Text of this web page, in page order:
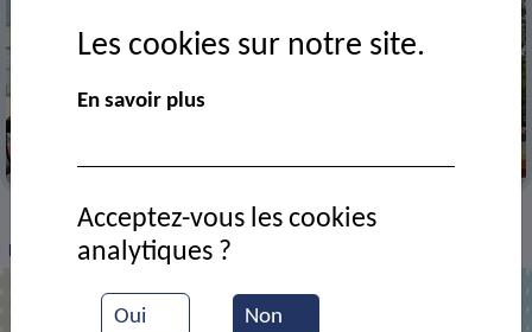
> VIE MUNICIPALE > Ressources documentaires
Fête du centre culturel
Les cookies sur notre site.
En savoir plus
Oui Non
Acceptez-vous les cookies
analytiques ?